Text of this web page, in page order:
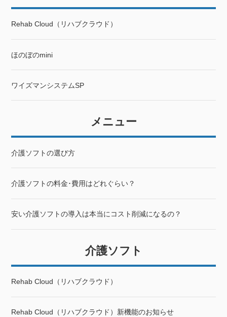
Rehab Cloud（リハブクラウド）
ほのぼのmini
ワイズマンシステムSP
メニュー
介護ソフトの選び方
介護ソフトの料金･費用はどれぐらい？
安い介護ソフトの導入は本当にコスト削減になるの？
介護ソフト
Rehab Cloud（リハブクラウド）
Rehab Cloud（リハブクラウド）新機能のお知らせ